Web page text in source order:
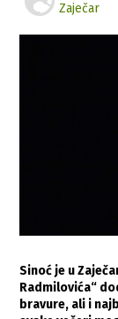
Zaječar
Sinoć je u
Radmilovića“
bravure, ali i